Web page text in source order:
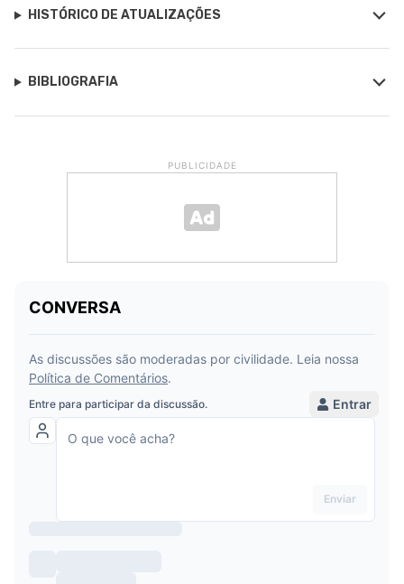
HISTÓRICO DE ATUALIZAÇÕES
BIBLIOGRAFIA
PUBLICIDADE